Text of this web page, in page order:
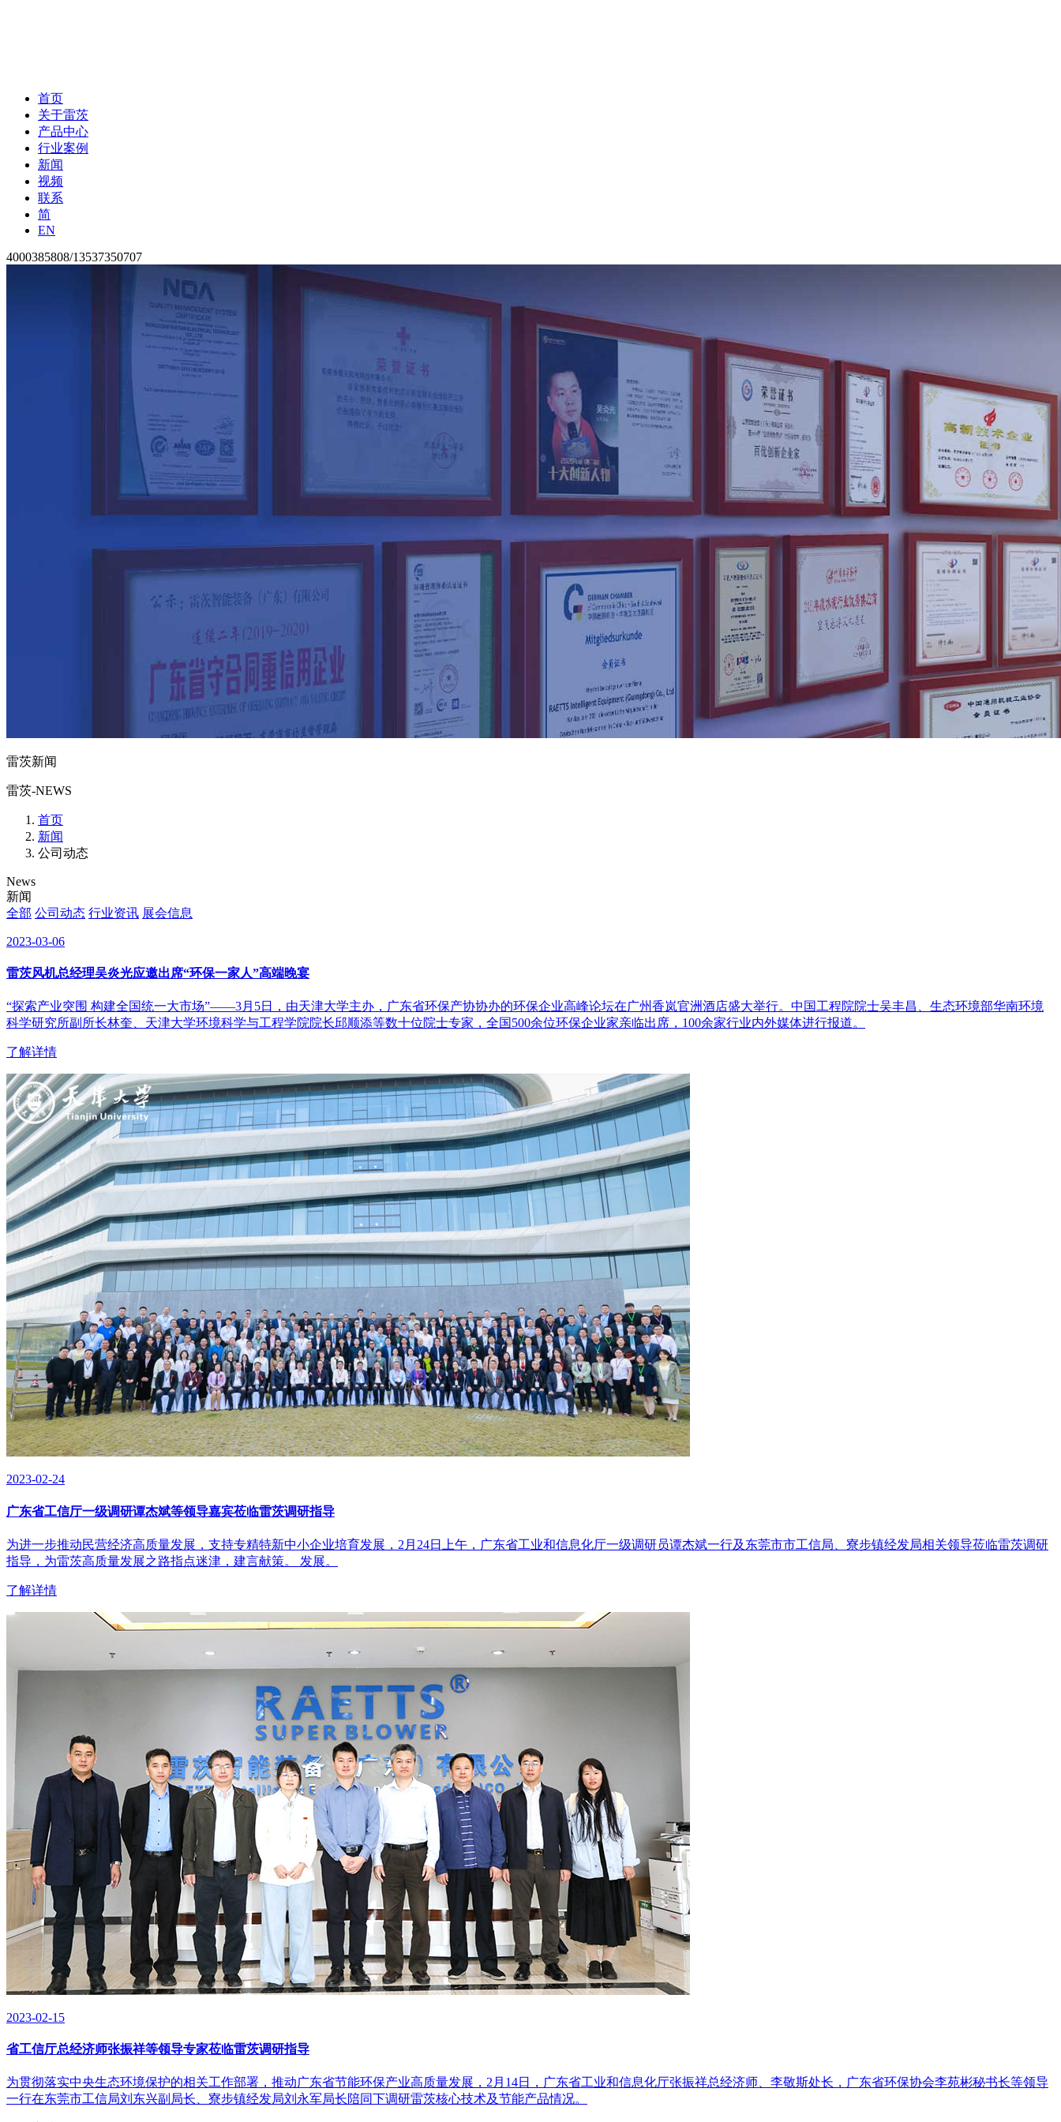
首页
关于雷茨
产品中心
行业案例
新闻
视频
联系
简
EN
4000385808/13537350707
雷茨新闻
雷茨-NEWS
首页
新闻
公司动态
News
新闻
全部 公司动态 行业资讯 展会信息
2023-03-06
雷茨风机总经理吴炎光应邀出席“环保一家人”高端晚宴
“探索产业突围 构建全国统一大市场”——3月5日，由天津大学主办，广东省环保产协协办的环保企业高峰论坛在广州香岚官洲酒店盛大举行。中国工程院院士吴丰昌、生态环境部华南环境
科学研究所副所长林奎、天津大学环境科学与工程学院院长邱顺添等数十位院士专家，全国500余位环保企业家亲临出席，100余家行业内外媒体进行报道。
了解详情
2023-02-24
广东省工信厅一级调研谭杰斌等领导嘉宾莅临雷茨调研指导
为进一步推动民营经济高质量发展，支持专精特新中小企业培育发展，2月24日上午，广东省工业和信息化厅一级调研员谭杰斌一行及东莞市市工信局、寮步镇经发局相关领导莅临雷茨调研
指导，为雷茨高质量发展之路指点迷津，建言献策。 发展。
了解详情
2023-02-15
省工信厅总经济师张振祥等领导专家莅临雷茨调研指导
为贯彻落实中央生态环境保护的相关工作部署，推动广东省节能环保产业高质量发展，2月14日，广东省工业和信息化厅张振祥总经济师、李敬斯处长，广东省环保协会李苑彬秘书长等领导
一行在东莞市工信局刘东兴副局长、寮步镇经发局刘永军局长陪同下调研雷茨核心技术及节能产品情况。